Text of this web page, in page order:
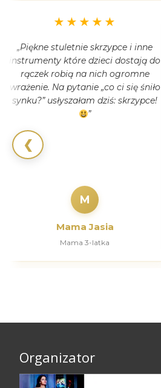
❮
★★★★★
„Piękne stuletnie skrzypce i inne
instrumenty które dzieci dostają do
rączek robią na nich ogromne
wrażenie. Na pytanie „co ci się śniło
synku?” usłyszałam dziś: skrzypce!
”
M
Mama Jasia
Mama 3-latka
Organizator